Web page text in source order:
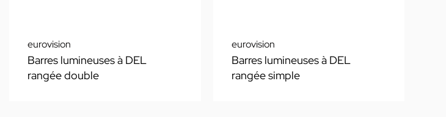
eurovision
Barres lumineuses à DEL
rangée double
eurovision
Barres lumineuses à DEL
rangée simple